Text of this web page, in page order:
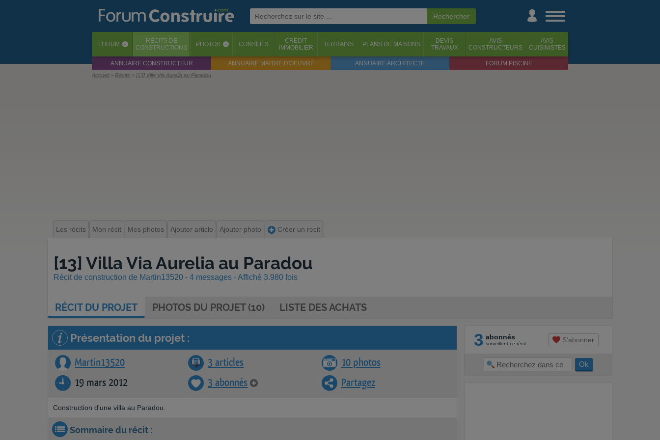
FORUM ‹ RÉCITS DE
CONSTRUCTIONS
PHOTOS ‹ CONSEILS
CRÉDIT
IMMOBILIER
TERRAINS PLANS DE MAISONS
DEVIS
TRAVAUX
AVIS
CONSTRUCTEURS
AVIS
CUISINISTES
ANNUAIRE CONSTRUCTEUR ANNUAIRE MAITRE D'OEUVRE ANNUAIRE ARCHITECTE FORUM PISCINE
Accueil Récits [13] Villa Via Aurelia au Paradou
Les récits Mon récit Mes photos Ajouter article Ajouter photo Créer un recit
[13] Villa Via Aurelia au Paradou
Récit de construction de Martin13520 - 4 messages - Affiché 3.980 fois
RÉCITDU PROJET PHOTOS DU PROJET (10) LISTE DES ACHATS
Présentation du projet :
Martin13520 3 articles
10 photos
19 mars 2012
3 abonnés Partagez
Construction d'une villa au Paradou.
Sommaire du récit :
3 abonnés
surveillent ce récit S'abonner